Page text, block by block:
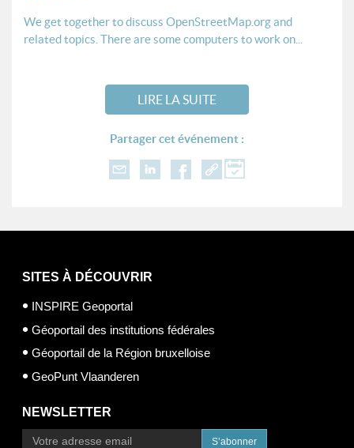
We get together to discuss OpenStreetMap.org and
related topics. There are some computers to work on...
LIRE LA SUITE
Partager cet événement :
SITES À DÉCOUVRIR
INSPIRE Geoportal
Géoportail des institutions fédérales
Géoportail de la Région bruxelloise
GeoPunt Vlaanderen
NEWSLETTER
S’abonner